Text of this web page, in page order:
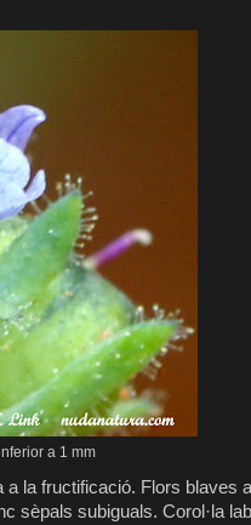
a 1 mm
a la fructificació. Flors blaves
sèpals subiguals. Corol·la